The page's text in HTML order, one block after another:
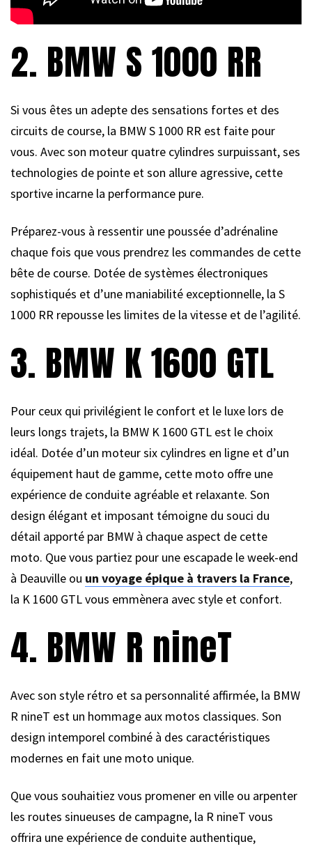
2. BMW S 1000 RR
Si vous êtes un adepte des sensations fortes et des
circuits de course, la BMW S 1000 RR est faite pour
vous. Avec son moteur quatre cylindres surpuissant, ses
technologies de pointe et son allure agressive, cette
sportive incarne la performance pure.
Préparez-vous à ressentir une poussée d’adrénaline
chaque fois que vous prendrez les commandes de cette
bête de course. Dotée de systèmes électroniques
sophistiqués et d’une maniabilité exceptionnelle, la S
1000 RR repousse les limites de la vitesse et de l’agilité.
3. BMW K 1600 GTL
Pour ceux qui privilégient le confort et le luxe lors de
leurs longs trajets, la BMW K 1600 GTL est le choix
idéal. Dotée d’un moteur six cylindres en ligne et d’un
équipement haut de gamme, cette moto offre une
expérience de conduite agréable et relaxante. Son
design élégant et imposant témoigne du souci du
détail apporté par BMW à chaque aspect de cette
moto. Que vous partiez pour une escapade le week-end
à Deauville ou un voyage épique à travers la France,
la K 1600 GTL vous emmènera avec style et confort.
4. BMW R nineT
Avec son style rétro et sa personnalité affirmée, la BMW
R nineT est un hommage aux motos classiques. Son
design intemporel combiné à des caractéristiques
modernes en fait une moto unique.
Que vous souhaitiez vous promener en ville ou arpenter
les routes sinueuses de campagne, la R nineT vous
offrira une expérience de conduite authentique,